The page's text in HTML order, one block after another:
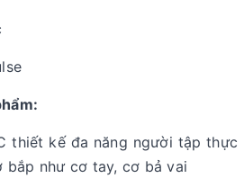
thiết kế đa năng người tập thực
bắp như cơ tay, cơ bả vai